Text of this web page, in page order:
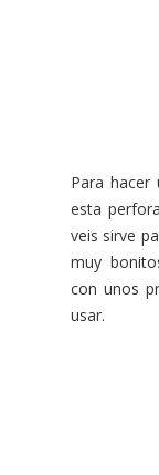
Para hacer
esta
veis sirve
muy
con unos
usar.